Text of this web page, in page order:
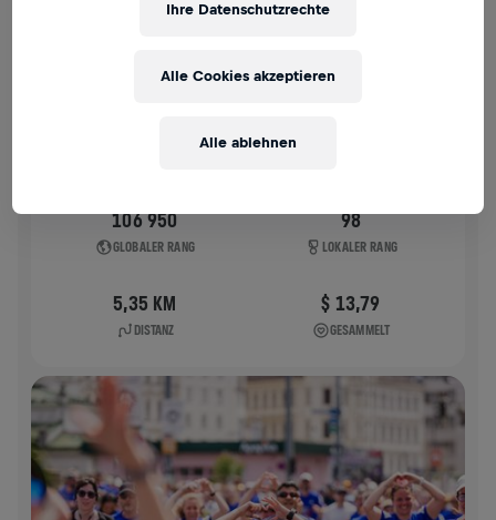
10. Mai 2026
106 950
GLOBALER RANG
98
LOKALER RANG
5,35 KM
DISTANZ
$ 13,79
GESAMMELT
Ihre Datenschutzrechte
Alle ablehnen
Alle Cookies akzeptieren